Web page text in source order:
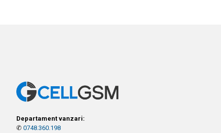
Departament vanzari:
✆ 0748.360.198